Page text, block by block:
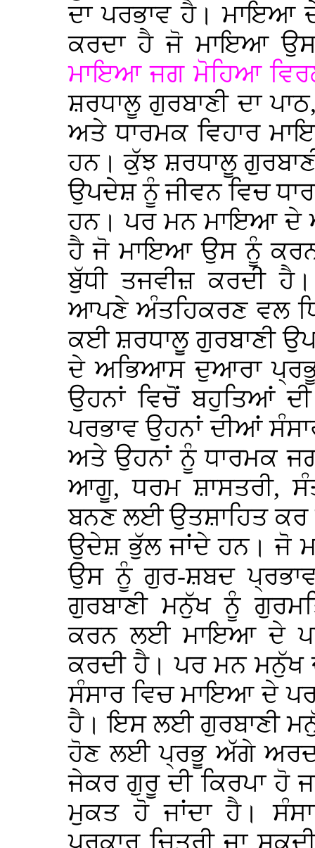
ਦਾ ਪਰਭਾਵ ਹੈ। ਮਾਇਆ
ਕਰਦਾ ਹੈ ਜੋ ਮਾਇਆ
ਮਾਇਆ ਜਗ ਮੋਹਿਆ
ਸ਼ਰਧਾਲੂ ਗੁਰਬਾਣੀ ਦਾ
ਅਤੇ ਧਾਰਮਕ ਵਿਹਾਰ
ਹਨ। ਕੁੱਝ ਸ਼ਰਧਾਲੂ
ਉਪਦੇਸ਼ ਨੂੰ ਜੀਵਨ ਵਿਚ
ਹਨ। ਪਰ ਮਨ ਮਾਇਆ ਦੇ
ਹੈ ਜੋ ਮਾਇਆ ਉਸ ਨੂੰ
ਬੁੱਧੀ ਤਜਵੀਜ਼ ਕਰਦੀ
ਆਪਣੇ ਅੰਤਹਿਕਰਣ ਵਲ
ਕਈ ਸ਼ਰਧਾਲੂ ਗੁਰਬਾਣੀ
ਦੇ ਅਭਿਆਸ ਦੁਆਰਾ ਪ੍ਰਭੂ
ਉਹਨਾਂ ਵਿਚੋਂ ਬਹੁਤਿਆਂ
ਪਰਭਾਵ ਉਹਨਾਂ ਦੀਆਂ
ਅਤੇ ਉਹਨਾਂ ਨੂੰ ਧਾਰਮਕ
ਆਗੂ, ਧਰਮ ਸ਼ਾਸਤਰੀ,
ਬਨਣ ਲਈ ਉਤਸ਼ਾਹਿਤ
ਉਦੇਸ਼ ਭੁੱਲ ਜਾਂਦੇ ਹਨ। ਜੋ
ਉਸ ਨੂੰ ਗੁਰ-ਸ਼ਬਦ
ਗੁਰਬਾਣੀ ਮਨੁੱਖ ਨੂੰ
ਕਰਨ ਲਈ ਮਾਇਆ ਦੇ
ਕਰਦੀ ਹੈ। ਪਰ ਮਨ ਮਨੁੱਖ
ਸੰਸਾਰ ਵਿਚ ਮਾਇਆ ਦੇ
ਹੈ। ਇਸ ਲਈ ਗੁਰਬਾਣੀ
ਹੋਣ ਲਈ ਪ੍ਰਭੂ ਅੱਗੇ
ਜੇਕਰ ਗੁਰੂ ਦੀ ਕਿਰਪਾ ਹੋ
ਮੁਕਤ ਹੋ ਜਾਂਦਾ ਹੈ।
ਪਰਕਾਰ ਚਿਤਰੀ ਜਾ